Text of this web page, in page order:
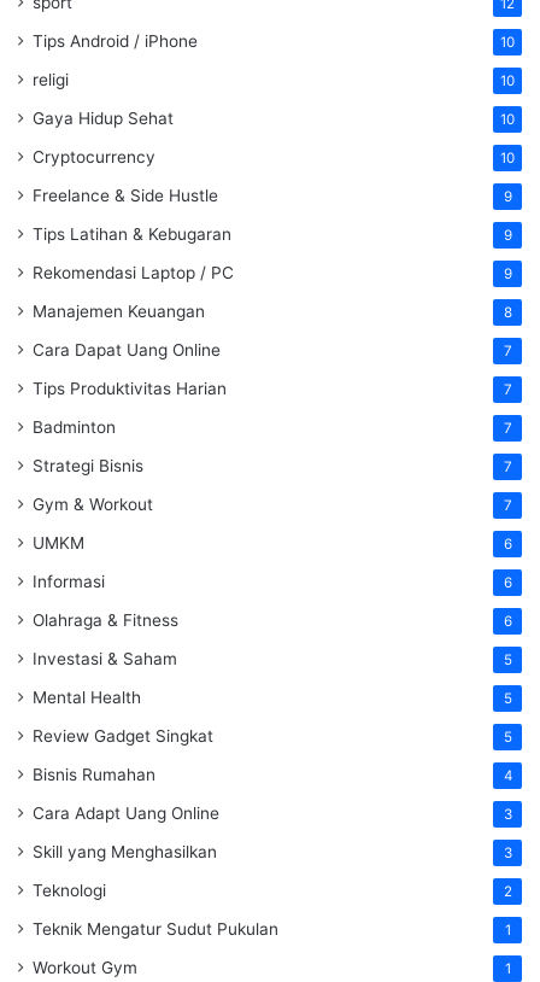
Tips Android / iPhone 10
religi 10
Gaya Hidup Sehat 10
Cryptocurrency 10
Freelance & Side Hustle 9
Tips Latihan & Kebugaran 9
Rekomendasi Laptop / PC 9
Manajemen Keuangan 8
Cara Dapat Uang Online 7
Tips Produktivitas Harian 7
Badminton 7
Strategi Bisnis 7
Gym & Workout 7
UMKM 6
Informasi 6
Olahraga & Fitness 6
Investasi & Saham 5
Mental Health 5
Review Gadget Singkat 5
Bisnis Rumahan 4
Cara Adapt Uang Online 3
Skill yang Menghasilkan 3
Teknologi 2
Teknik Mengatur Sudut Pukulan 1
Workout Gym 1